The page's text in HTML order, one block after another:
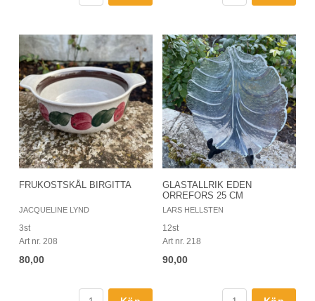
FRUKOSTSKÅL BIRGITTA
JACQUELINE LYND
3st
Art nr. 208
80,00
GLASTALLRIK EDEN
ORREFORS 25 CM
LARS HELLSTEN
12st
Art nr. 218
90,00